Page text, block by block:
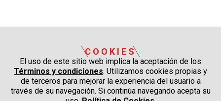
COOKIES
El uso de este sitio web implica la aceptación de los
Términos y condiciones. Utilizamos cookies propias y
de terceros para mejorar la experiencia del usuario a
través de su navegación. Si continúa navegando acepta su